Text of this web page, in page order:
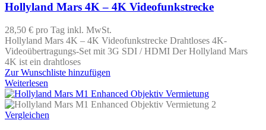
Hollyland Mars 4K – 4K Videofunkstrecke
28,50 € pro Tag inkl. MwSt.
Hollyland Mars 4K – 4K Videofunkstrecke Drahtloses 4K-
Videoübertragungs-Set mit 3G SDI / HDMI Der Hollyland Mars
4K ist ein drahtloses
Zur Wunschliste hinzufügen
Weiterlesen
Vergleichen